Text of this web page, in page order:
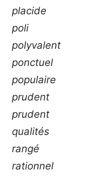
placide
poli
polyvalent
ponctuel
populaire
prudent
prudent
qualités
rangé
rationnel